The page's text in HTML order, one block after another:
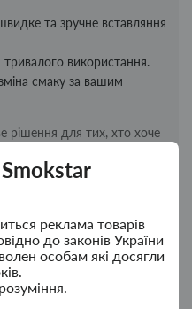
Smokstar
реклама товарів
до законів України
особам які досягли
та зручне вставляння
використання.
смаку за вашим
рішення для тих, хто хоче
куріння ще приємнішим.
Топ продажу
"Граната Ф1" - ковпак